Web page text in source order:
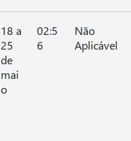
18 a
25
de
mai
o
02:5
6
Não
Aplicável